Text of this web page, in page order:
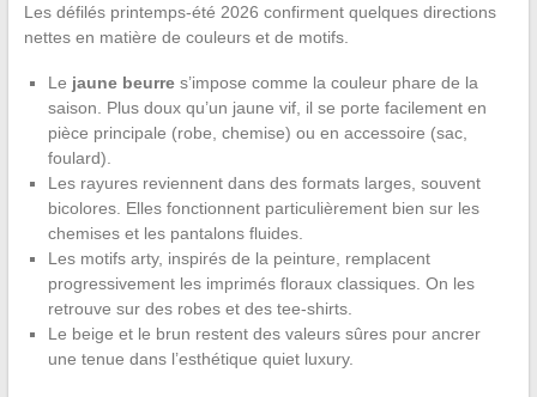
Les défilés printemps-été 2026 confirment quelques directions
nettes en matière de couleurs et de motifs.
Le jaune beurres’impose comme la couleur phare de la
saison. Plus doux qu’un jaune vif, il se porte facilement en
pièce principale (robe, chemise) ou en accessoire (sac,
foulard).
Les rayures reviennent dans des formats larges, souvent
bicolores. Elles fonctionnent particulièrement bien sur les
chemises et les pantalons fluides.
Les motifs arty, inspirés de la peinture, remplacent
progressivement les imprimés floraux classiques. On les
retrouve sur des robes et des tee-shirts.
Le beige et le brun restent des valeurs sûres pour ancrer
une tenue dans l’esthétique quiet luxury.